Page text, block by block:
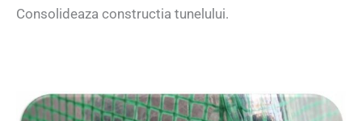
Consolideaza constructia tunelului.